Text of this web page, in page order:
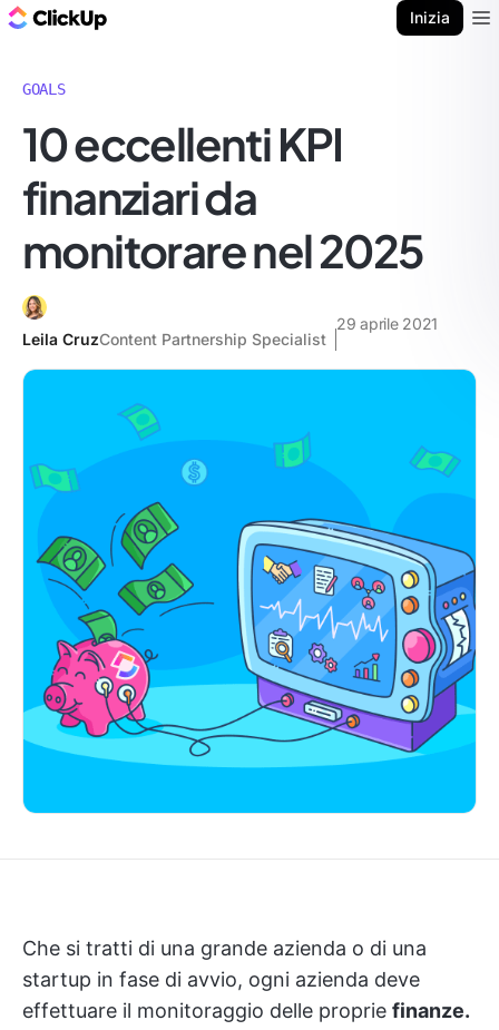
Inizia
GOALS
10 eccellenti KPI
finanziari da
monitorare nel 2025
Leila CruzContent Partnership Specialist
29 aprile 2021
Che si tratti di una grande azienda o di una
startup in fase di avvio, ogni azienda deve
effettuare il monitoraggio delle proprie finanze.